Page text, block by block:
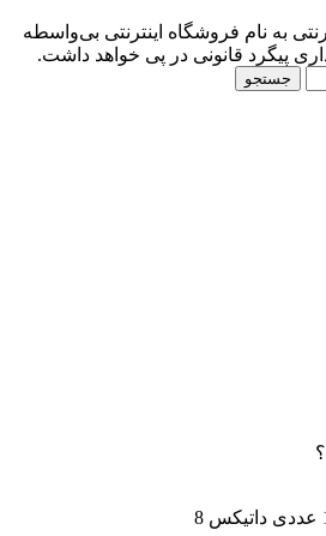
به نام فروشگاه اینترنتی بی‌واسطه
پیگرد قانونی در پی خواهد داشت.
جستجو